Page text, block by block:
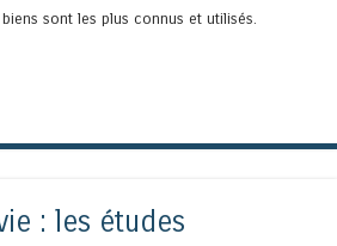
sont les plus connus et utilisés.
: les études